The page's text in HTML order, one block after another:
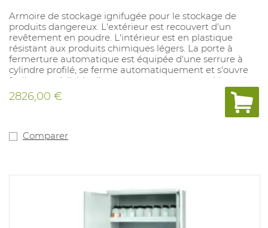
Armoire de stockage ignifugée pour le stockage de
produits dangereux. L'extérieur est recouvert d'un
revêtement en poudre. L'intérieur est en plastique
résistant aux produits chimiques légers. La porte à
fermerture automatique est équipée d'une serrure à
cylindre profilé, se ferme automatiquement et s'ouvre
facilement à l'aide d'un ressort pneumatique. L'armoire
contient 3 bacs de rétention en tôle d'acier d'une
capacité de charge de 150 kg et d'une capacité de
rétention de 12 litres, ainsi qu'un bac inférieur en tôle
d'admission et d'évacuation sont situées en haut de
sur place possible sur demande.
2826,00 €
Comparer